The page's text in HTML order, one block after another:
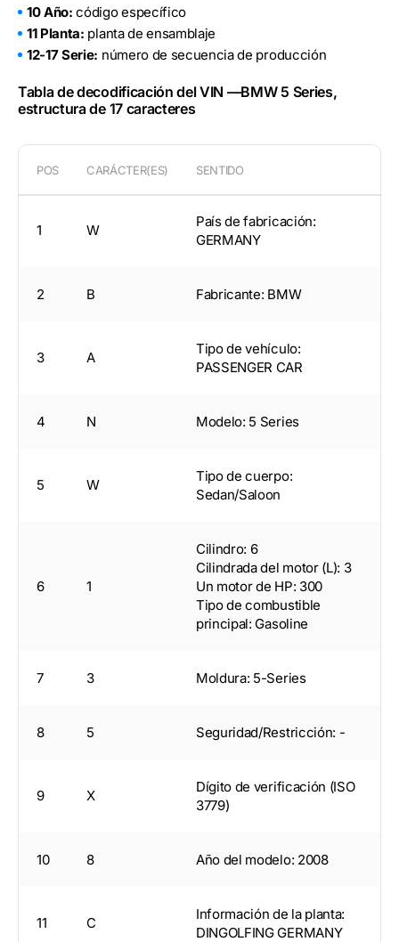
10 Año: código específico
11 Planta: planta de ensamblaje
12-17 Serie: número de secuencia de producción
Tabla de decodificación del VIN —BMW 5 Series,
estructura de 17 caracteres
POS CARÁCTER(ES) SENTIDO
1 W
País de fabricación:
GERMANY
2 B Fabricante: BMW
3 A
Tipo de vehículo:
PASSENGER CAR
4 N Modelo: 5 Series
5 W
Tipo de cuerpo:
Sedan/Saloon
6 1
Cilindro: 6
Cilindrada del motor (L): 3
Un motor de HP: 300
Tipo de combustible
principal: Gasoline
7 3 Moldura: 5-Series
8 5 Seguridad/Restricción: -
9 X
Dígito de verificación (ISO
3779)
10 8 Año del modelo: 2008
11 C
Información de la planta:
DINGOLFING GERMANY